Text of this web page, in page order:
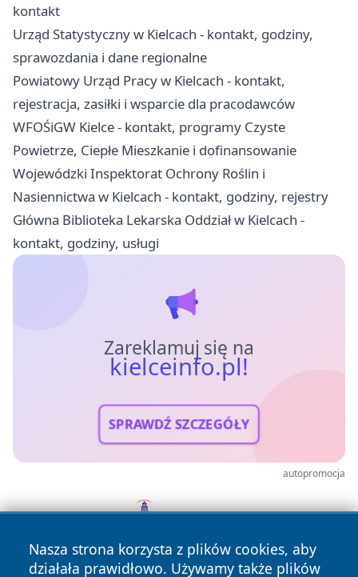
kontakt
Urząd Statystyczny w Kielcach - kontakt, godziny,
sprawozdania i dane regionalne
Powiatowy Urząd Pracy w Kielcach - kontakt,
rejestracja, zasiłki i wsparcie dla pracodawców
WFOŚiGW Kielce - kontakt, programy Czyste
Powietrze, Ciepłe Mieszkanie i dofinansowanie
Wojewódzki Inspektorat Ochrony Roślin i
Nasiennictwa w Kielcach - kontakt, godziny, rejestry
Główna Biblioteka Lekarska Oddział w Kielcach -
kontakt, godziny, usługi
Zareklamuj się na
kielceinfo.pl!
SPRAWDŹ SZCZEGÓŁY
autopromocja
Nasza strona korzysta z plików cookies, aby
działała prawidłowo. Używamy także plików